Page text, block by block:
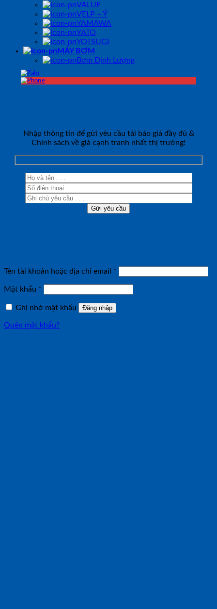
VALUE
VELP – Ý
YAMAWA
YATO
YOTSUGI
MÁY BƠM
Bơm Định Lượng
Nhập thông tin để gửi yêu cầu tải báo giá đầy đủ &
Chính sách về giá cạnh tranh nhất thị trường!
Tên tài khoản hoặc địa chỉ email *
Mật khẩu *
Ghi nhớ mật khẩu
Đăng nhập
Quên mật khẩu?